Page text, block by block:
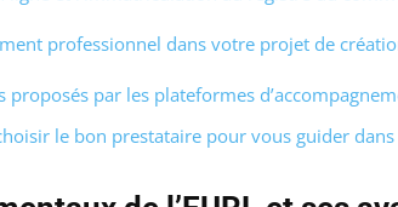
professionnel dans votre projet de création
proposés par les plateformes
le bon prestataire pour vous guider